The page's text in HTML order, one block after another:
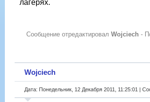
лагерях.
Сообщение отредактировал Wojciech -
Wojciech
Дата: Понедельник, 12 Декабря 2011, 11:25:01 |